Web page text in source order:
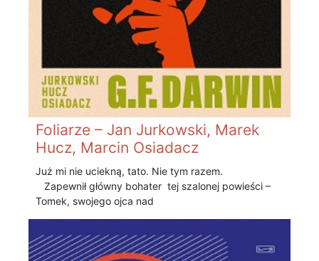
Foliarze – Jan Jurkowski, Marek
Hucz, Marcin Osiadacz
Już mi nie uciekną, tato. Nie tym razem.
Zapewnił główny bohater tej szalonej powieści –
Tomek, swojego ojca nad